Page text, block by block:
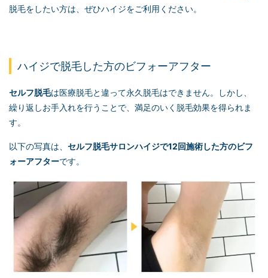
脱毛をしたい方は、ぜひハイジをご利用ください。
ハイジで脱毛した方のビフォーアフター
セルフ脱毛は医療脱毛と違って永久脱毛はできません。しかし、
繰り返しお手入れを行うことで、満足のいく脱毛効果を得られま
す。
以下の写真は、 セルフ脱毛サロンハイジで12回施術した方のビフ
ォーアフターです。